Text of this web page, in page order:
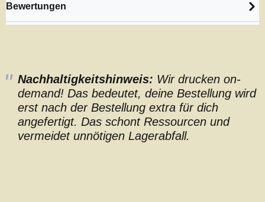
Bewertungen
Nachhaltigkeitshinweis: Wir drucken on-
demand! Das bedeutet, deine Bestellung wird
erst nach der Bestellung extra für dich
angefertigt. Das schont Ressourcen und
vermeidet unnötigen Lagerabfall.